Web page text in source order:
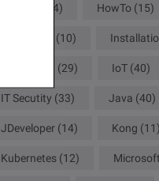
(34) HowTo (15)
(10)
(29) IoT (40)
IT Secutity (33) Java (40)
JDeveloper (14) Kong (11)
Kubernetes (12) Microsoft